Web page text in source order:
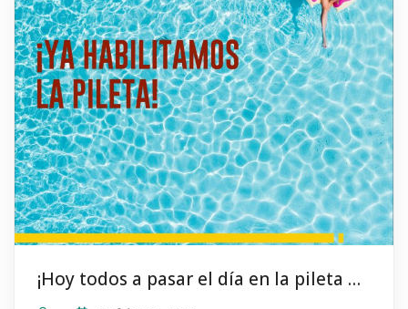
¡Hoy todos a pasar el día en la pileta del #SindicatoDeCamioneros!